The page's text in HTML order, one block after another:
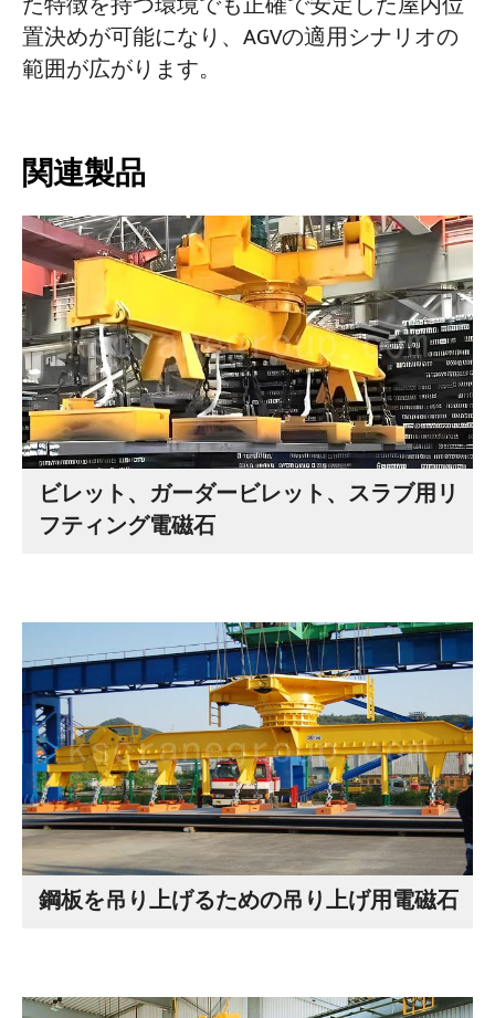
置決めが可能になり、AGVの適用シナリオの
範囲が広がります。
関連製品
ビレット、ガーダービレット、スラブ用リ
フティング電磁石
鋼板を吊り上げるための吊り上げ用電磁石